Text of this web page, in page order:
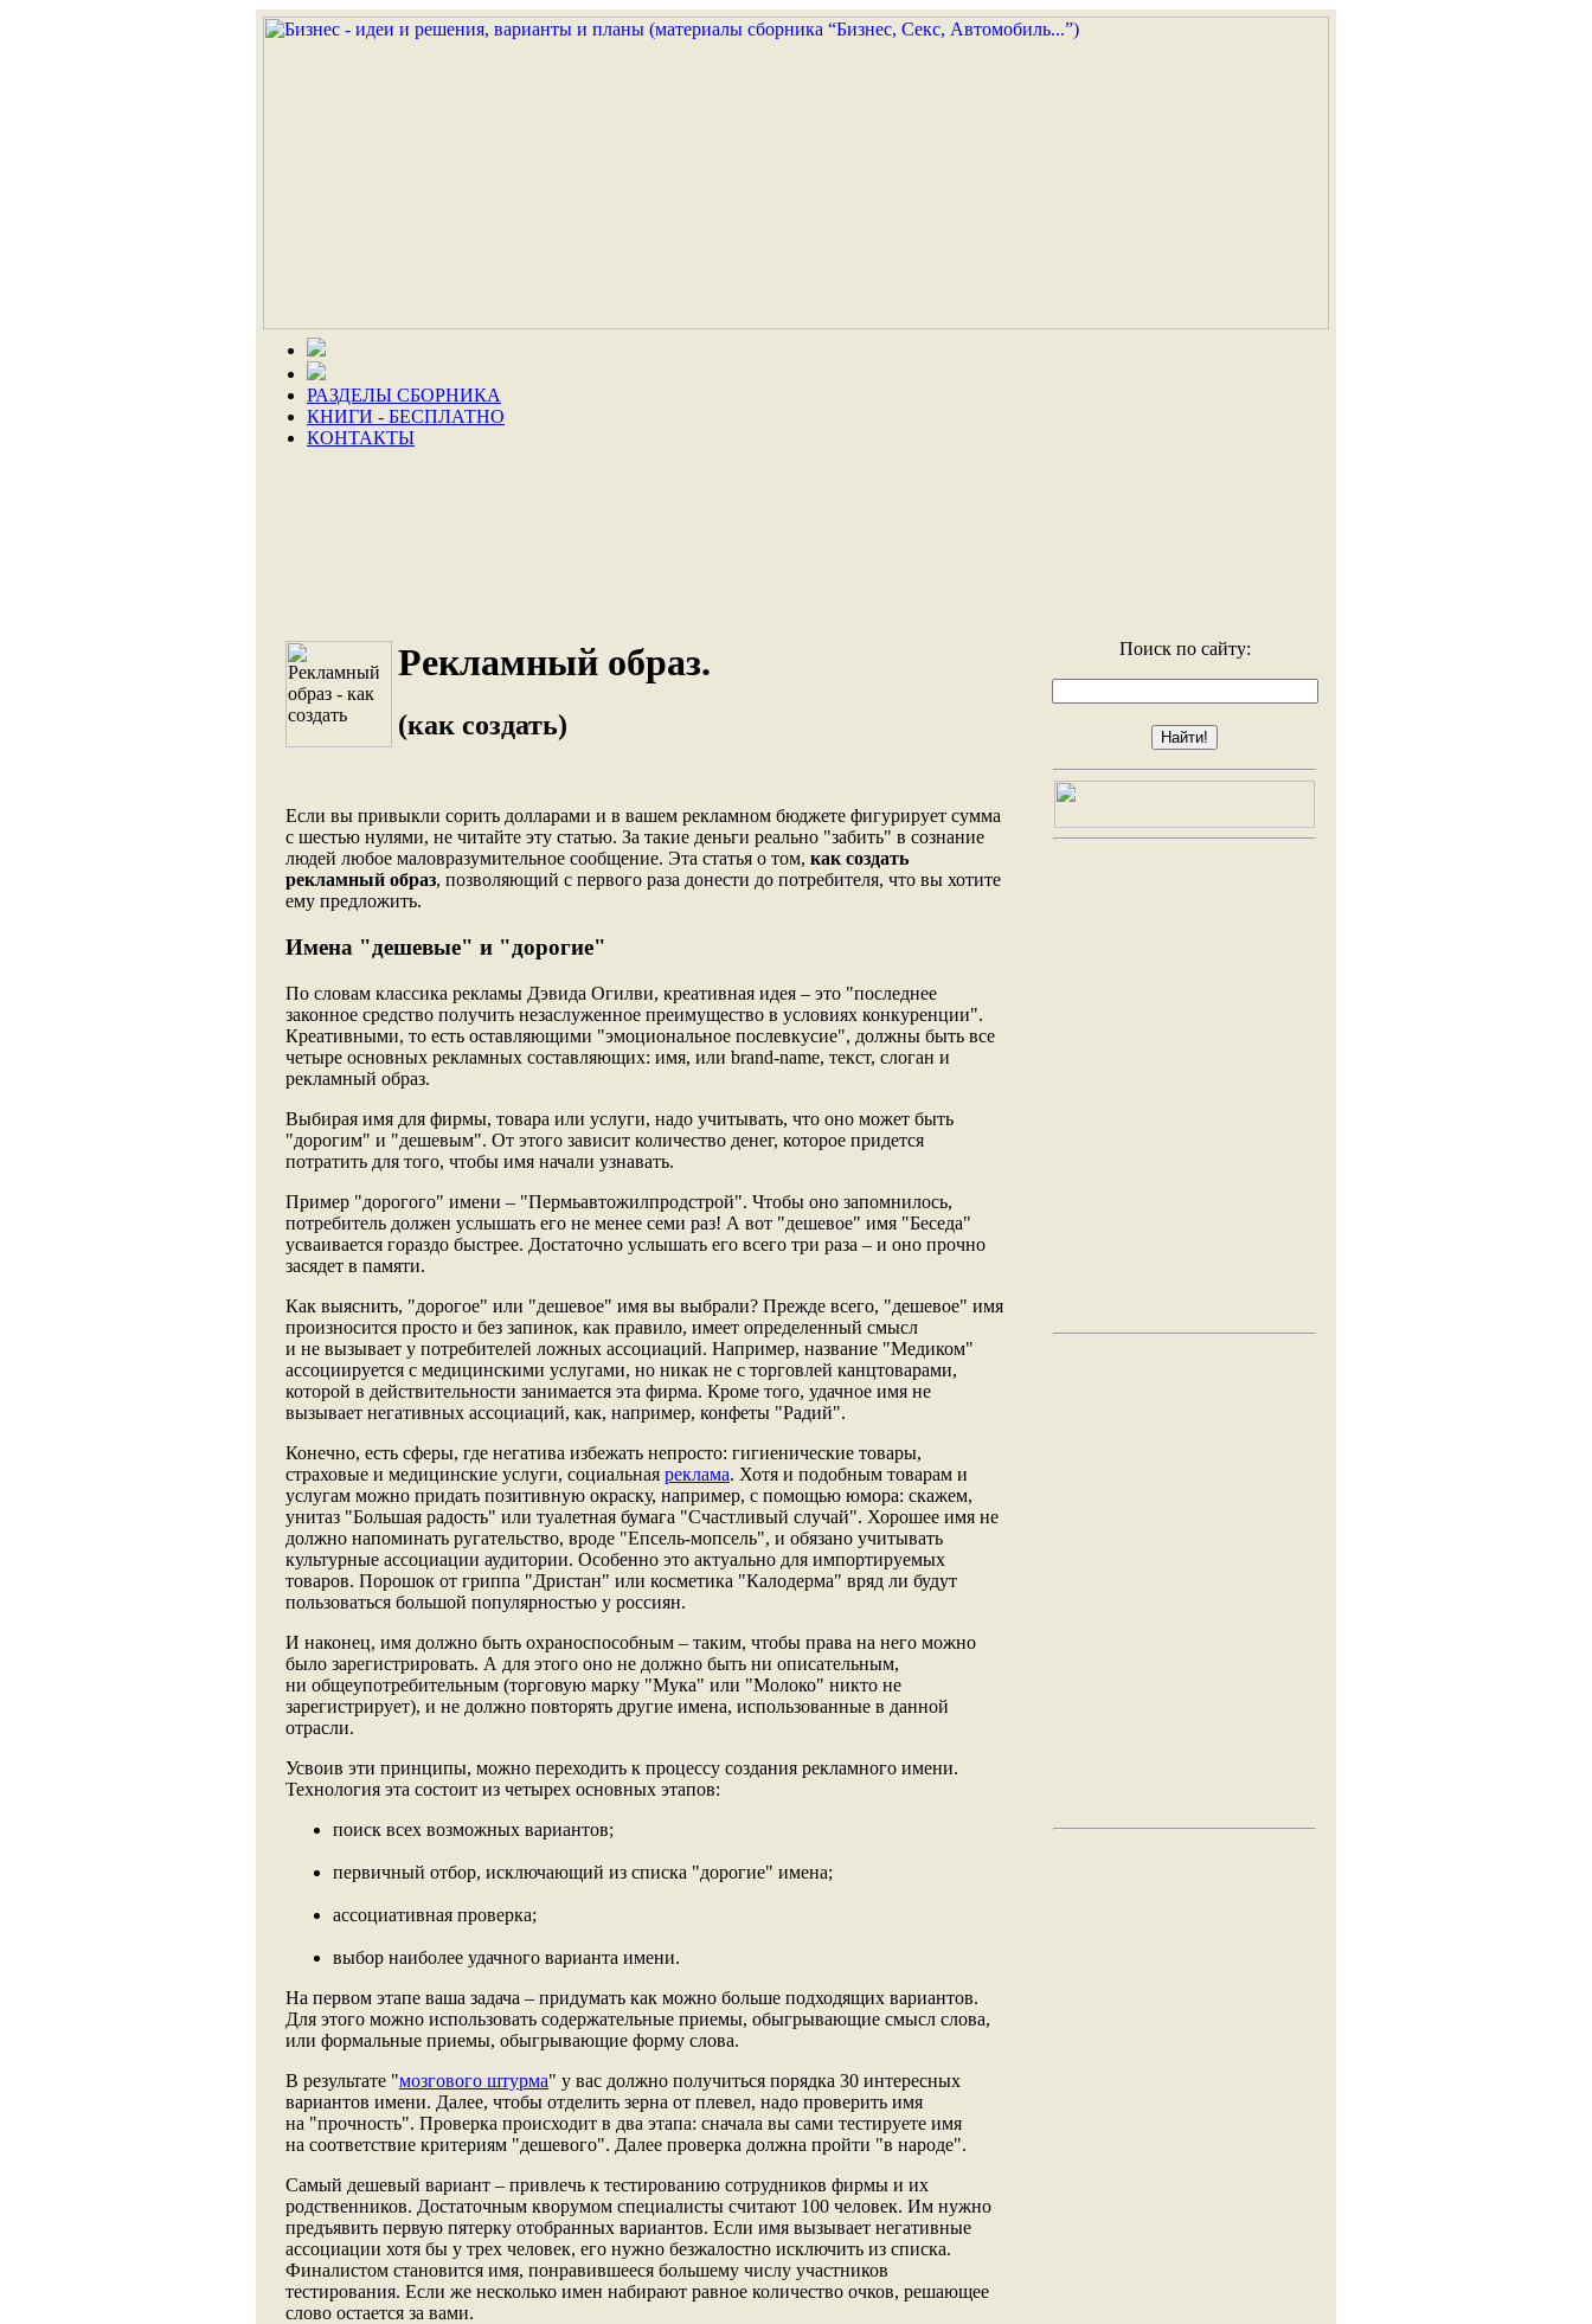
РАЗДЕЛЫ СБОРНИКА
КНИГИ - БЕСПЛАТНО
КОНТАКТЫ
Рекламный образ.
(как создать)
Если вы привыкли сорить долларами и в вашем рекламном бюджете фигурирует сумма
с шестью нулями, не читайте эту статью. За такие деньги реально "забить" в сознание
людей любое маловразумительное сообщение. Эта статья о том, как создать
рекламный образ, позволяющий с первого раза донести до потребителя, что вы хотите
ему предложить.
Имена "дешевые" и "дорогие"
По словам классика рекламы Дэвида Огилви, креативная идея – это "последнее
законное средство получить незаслуженное преимущество в условиях конкуренции".
Креативными, то есть оставляющими "эмоциональное послевкусие", должны быть все
четыре основных рекламных составляющих: имя, или brand-name, текст, слоган и
рекламный образ.
Выбирая имя для фирмы, товара или услуги, надо учитывать, что оно может быть
"дорогим" и "дешевым". От этого зависит количество денег, которое придется
потратить для того, чтобы имя начали узнавать.
Пример "дорогого" имени – "Пермьавтожилпродстрой". Чтобы оно запомнилось,
потребитель должен услышать его не менее семи раз! А вот "дешевое" имя "Беседа"
усваивается гораздо быстрее. Достаточно услышать его всего три раза – и оно прочно
засядет в памяти.
Как выяснить, "дорогое" или "дешевое" имя вы выбрали? Прежде всего, "дешевое" имя
произносится просто и без запинок, как правило, имеет определенный смысл
и не вызывает у потребителей ложных ассоциаций. Например, название "Медиком"
ассоциируется с медицинскими услугами, но никак не с торговлей канцтоварами,
которой в действительности занимается эта фирма. Кроме того, удачное имя не
вызывает негативных ассоциаций, как, например, конфеты "Радий".
Конечно, есть сферы, где негатива избежать непросто: гигиенические товары,
страховые и медицинские услуги, социальная реклама. Хотя и подобным товарам и
услугам можно придать позитивную окраску, например, с помощью юмора: скажем,
унитаз "Большая радость" или туалетная бумага "Счастливый случай". Хорошее имя не
должно напоминать ругательство, вроде "Епсель-мопсель", и обязано учитывать
культурные ассоциации аудитории. Особенно это актуально для импортируемых
товаров. Порошок от гриппа "Дристан" или косметика "Калодерма" вряд ли будут
пользоваться большой популярностью у россиян.
И наконец, имя должно быть охраноспособным – таким, чтобы права на него можно
было зарегистрировать. А для этого оно не должно быть ни описательным,
ни общеупотребительным (торговую марку "Мука" или "Молоко" никто не
зарегистрирует), и не должно повторять другие имена, использованные в данной
отрасли.
Усвоив эти принципы, можно переходить к процессу создания рекламного имени.
Технология эта состоит из четырех основных этапов:
поиск всех возможных вариантов;
первичный отбор, исключающий из списка "дорогие" имена;
ассоциативная проверка;
выбор наиболее удачного варианта имени.
На первом этапе ваша задача – придумать как можно больше подходящих вариантов.
Для этого можно использовать содержательные приемы, обыгрывающие смысл слова,
или формальные приемы, обыгрывающие форму слова.
В результате "мозгового штурма" у вас должно получиться порядка 30 интересных
вариантов имени. Далее, чтобы отделить зерна от плевел, надо проверить имя
на "прочность". Проверка происходит в два этапа: сначала вы сами тестируете имя
на соответствие критериям "дешевого". Далее проверка должна пройти "в народе".
Самый дешевый вариант – привлечь к тестированию сотрудников фирмы и их
родственников. Достаточным кворумом специалисты считают 100 человек. Им нужно
предъявить первую пятерку отобранных вариантов. Если имя вызывает негативные
ассоциации хотя бы у трех человек, его нужно безжалостно исключить из списка.
Финалистом становится имя, понравившееся большему числу участников
тестирования. Если же несколько имен набирают равное количество очков, решающее
слово остается за вами.
Поиск по сайту: